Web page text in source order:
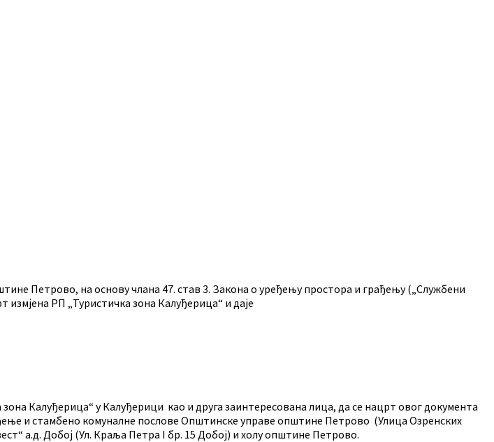
Петрово, на основу члана 47. став 3. Закона о уређењу простора и грађењу („Службени
измјена РП „Туристичка зона Калуђерица“ и даје
Калуђерица“ у Калуђерици као и друга заинтересована лица, да се нацрт овог документа
и стамбено комуналне послове Општинске управе општине Петрово (Улица Озренских
а.д. Добој (Ул. Краља Петра I бр. 15 Добој) и холу општине Петрово.